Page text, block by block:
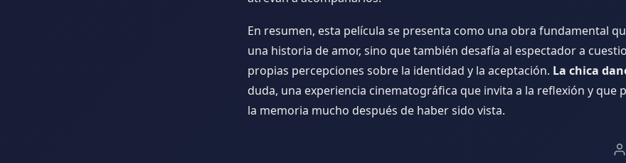
En resumen, esta película se presenta como una obra fundamental
una historia de amor, sino que también desafía al espectador a
propias percepciones sobre la identidad y la aceptación. La chica
duda, una experiencia cinematográfica que invita a la reflexión y que
la memoria mucho después de haber sido vista.